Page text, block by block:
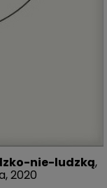
nie-ludzką,
2020